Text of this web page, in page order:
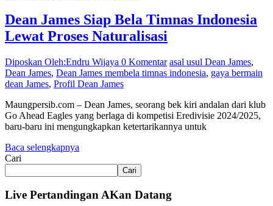
Dean James Siap Bela Timnas Indonesia
Lewat Proses Naturalisasi
Diposkan Oleh:Endru Wijaya 0 Komentar asal usul Dean James,
Dean James, Dean James membela timnas indonesia, gaya bermain
dean James, Profil Dean James
Maungpersib.com – Dean James, seorang bek kiri andalan dari klub
Go Ahead Eagles yang berlaga di kompetisi Eredivisie 2024/2025,
baru-baru ini mengungkapkan ketertarikannya untuk
Baca selengkapnya
Cari
Cari
Live Pertandingan AKan Datang